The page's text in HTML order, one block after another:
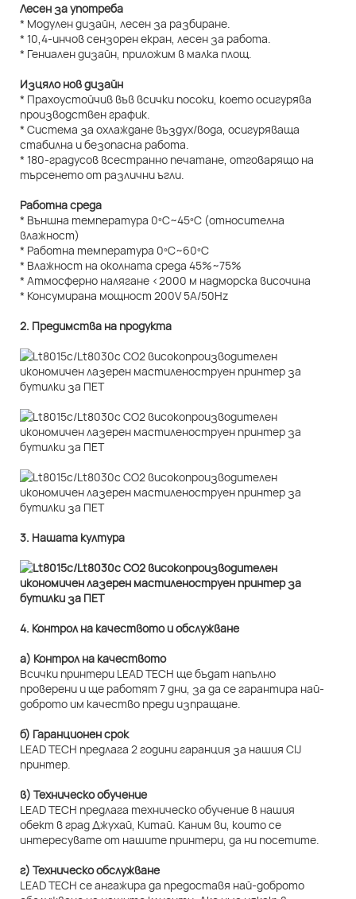
Лесен за употреба
* Модулен дизайн, лесен за разбиране.
* 10,4-инчов сензорен екран, лесен за работа.
* Гениален дизайн, приложим в малка площ.
Изцяло нов дизайн
* Прахоустойчив във всички посоки, което осигурява
производствен график.
* Система за охлаждане въздух/вода, осигуряваща
стабилна и безопасна работа.
* 180-градусов всестранно печатане, отговарящо на
търсенето от различни ъгли.
Работна среда
* Външна температура 0ºC~45ºC (относителна
влажност)
* Работна температура 0ºC~60ºC
* Влажност на околната среда 45%~75%
* Атмосферно налягане <2000 м надморска височина
* Консумирана мощност 200V 5A/50Hz
2. Предимства на продукта
3. Нашата култура
4. Контрол на качеството и обслужване
а) Контрол на качеството
Всички принтери LEAD TECH ще бъдат напълно
проверени и ще работят 7 дни, за да се гарантира най-
доброто им качество преди изпращане.
б) Гаранционен срок
LEAD TECH предлага 2 години гаранция за нашия CIJ
принтер.
в) Техническо обучение
LEAD TECH предлага техническо обучение в нашия
обект в град Джухай, Китай. Каним ви, които се
интересувате от нашите принтери, да ни посетите.
г) Техническо обслужване
LEAD TECH се ангажира да предоставя най-доброто